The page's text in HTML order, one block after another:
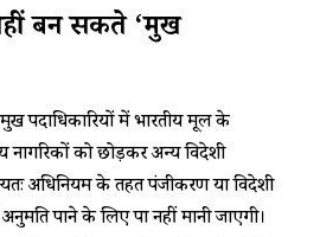
बन सकते ‘प्रमुख
पदाधिकारियों में भारतीय मूल के
नागरिकों को छोड़कर अन्य विदेशी
अधिनियम के तहत पंजीकरण या विदेशी
पाने के लिए पात्र नहीं मानी जाएगी।